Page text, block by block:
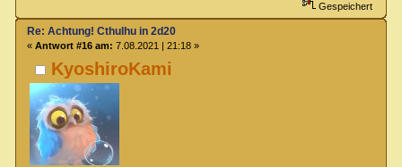
Gespeichert
KyoshiroKami
Re: Achtung! Cthulhu in 2d20
« Antwort #16 am: 7.08.2021 | 21:18 »